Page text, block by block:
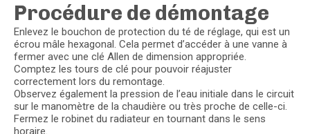
Procédure de démontage
Enlevez le bouchon de protection du té de réglage, qui est un
écrou mâle hexagonal. Cela permet d’accéder à une vanne à
fermer avec une clé Allen de dimension appropriée.
Comptez les tours de clé pour pouvoir réajuster
correctement lors du remontage.
Observez également la pression de l’eau initiale dans le circuit
sur le manomètre de la chaudière ou très proche de celle-ci.
Fermez le robinet du radiateur en tournant dans le sens
horaire.